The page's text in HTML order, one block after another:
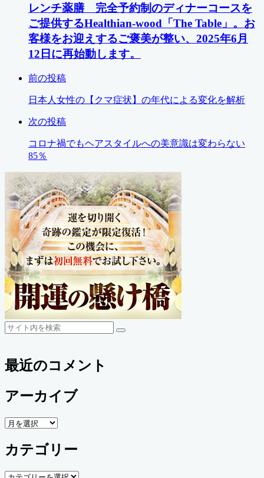
レンチ薬膳 完全予約制のディナーコースを
ご提供するHealthian-wood「The Table」。お
客様をお迎えするご褒美が整い、2025年6月
12日に再始動します。
前の投稿
日本人女性の【クマ症状】の年代による変化を解析
次の投稿
コロナ禍でもヘアスタイルへの美意識は変わらない
85％
検
検
最近のコメント
アーカイブ
ア
カ
イ
ブ
カテゴリー
カ